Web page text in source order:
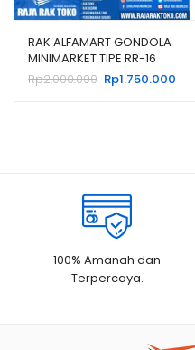
RAK ALFAMART GONDOLA
MINIMARKET TIPE RR-16
RAJA RAK
Rp2.000.000 Harga
Rp1.750.000
100% Amanah dan
Terpercaya.